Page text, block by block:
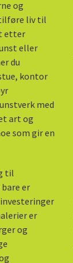
og
liv til
etter
eller
du
kontor
med
art og
som gir en
til
er
er
og